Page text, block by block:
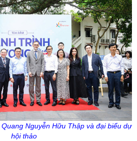
Nguyễn Hữu Thập và đại biểu dự
hội thảo